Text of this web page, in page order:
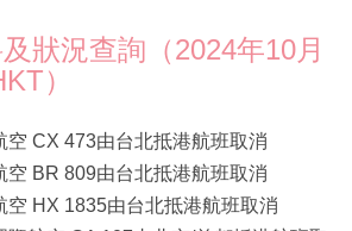
狀況查詢（2024年10月
）
空 CX 473由台北抵港航班取消
空 BR 809由台北抵港航班取消
空 HX 1835由台北抵港航班取消